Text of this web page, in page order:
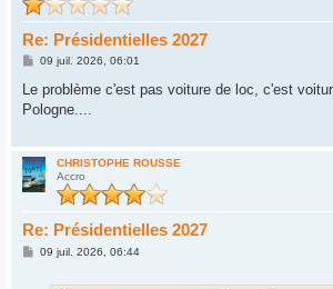
Re: Présidentielles 2027
M
s
a
09 juil. 2026, 06:01
Le problème c'est pas voiture de loc, c'est
Pologne....
CHRISTOPHE ROUSSE
Accro
Re: Présidentielles 2027
M09 juil. 2026, 06:44